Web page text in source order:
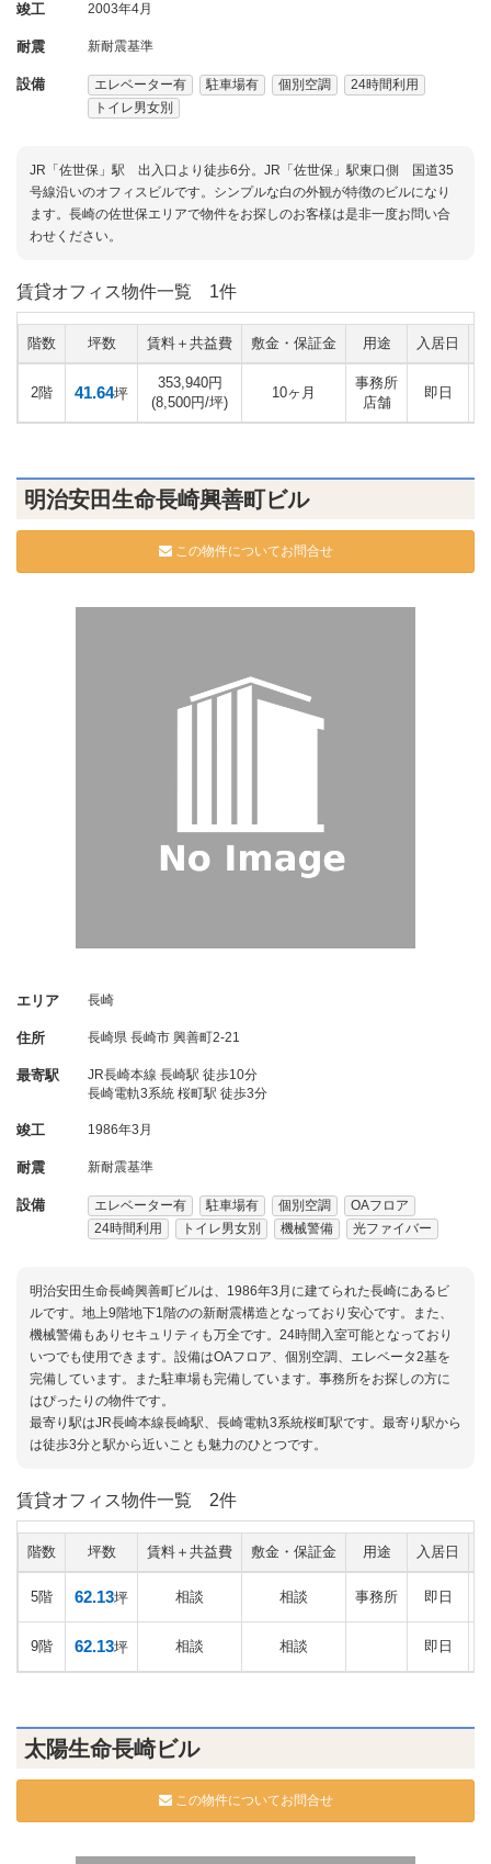
竣工 2003年4月
耐震 新耐震基準
設備 エレベーター有 駐車場有 個別空調
24時間利用
トイレ男女別
JR「佐世保」駅 出入口より徒歩6分。JR「佐世保」駅東口側 国道35
号線沿いのオフィスビルです。シンプルな白の外観が特徴のビルになり
ます。長崎の佐世保エリアで物件をお探しのお客様は是非一度お問い合
わせください。
賃貸オフィス物件一覧 1件
階数 坪数 賃料＋共益費 敷金・保証金 用途 入居日
2階 41.64坪
353,940円
(8,500円/坪)
10ヶ月
事務所
店舗
即日
明治安田生命長崎興善町ビル
この物件についてお問合せ
エリア 長崎
住所 長崎県 長崎市 興善町2-21
最寄駅
JR長崎本線 長崎駅 徒歩10分
長崎電軌3系統 桜町駅 徒歩3分
竣工 1986年3月
耐震 新耐震基準
設備 エレベーター有 駐車場有 個別空調
OAフロア
24時間利用
トイレ男女別 機械警備 光ファイバー
明治安田生命長崎興善町ビルは、1986年3月に建てられた長崎にあるビ
ルです。地上9階地下1階のの新耐震構造となっており安心です。また、
機械警備もありセキュリティも万全です。24時間入室可能となっており
いつでも使用できます。設備はOAフロア、個別空調、エレベータ2基を
完備しています。また駐車場も完備しています。事務所をお探しの方に
はぴったりの物件です。
最寄り駅はJR長崎本線長崎駅、長崎電軌3系統桜町駅です。最寄り駅から
は徒歩3分と駅から近いことも魅力のひとつです。
賃貸オフィス物件一覧 2件
階数 坪数 賃料＋共益費 敷金・保証金 用途 入居日
5階 62.13坪 相談 相談 事務所 即日
9階 62.13坪 相談 相談 即日
太陽生命長崎ビル
この物件についてお問合せ